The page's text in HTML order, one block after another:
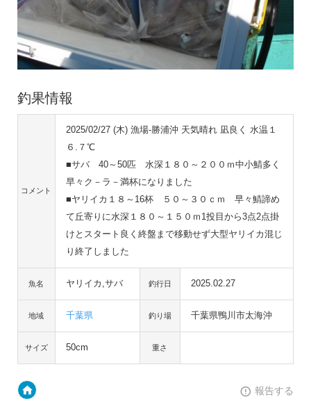
釣果情報
コメント
2025/02/27 (木) 漁場-勝浦沖 天気晴れ 凪良く 水温１
６.７℃
■サバ 40～50匹 水深１８０～２００ｍ中小鯖多く
早々ク－ラ－満杯になりました
■ヤリイカ１８～16杯 ５０～３０ｃｍ 早々鯖諦め
て丘寄りに水深１８０～１５０ｍ1投目から3点2点掛
けとスタート良く終盤まで移動せず大型ヤリイカ混じ
り終了しました
魚名 ヤリイカ,サバ 釣行日 2025.02.27
地域 千葉県 釣り場 千葉県鴨川市太海沖
サイズ 50cm 重さ
報告する